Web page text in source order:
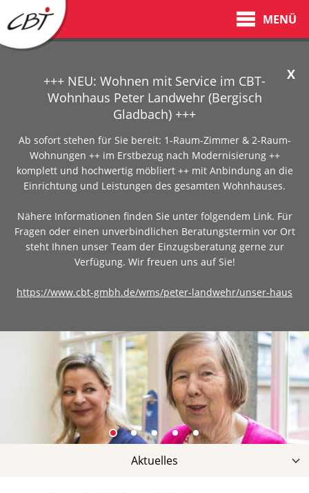
X
+++ NEU: Wohnen mit Service im CBT-
Wohnhaus Peter Landwehr (Bergisch
Gladbach) +++
Ab sofort stehen für Sie bereit: 1-Raum-Zimmer & 2-Raum-
Wohnungen ++ im Erstbezug nach Modernisierung ++
komplett und hochwertig möbliert ++ mit Anbindung an die
Einrichtung und Leistungen des gesamten Wohnhauses.
Nähere Informationen finden Sie unter folgendem Link. Für
Fragen oder einen unverbindlichen Beratungstermin vor Ort
steht Ihnen unser Team der Einzugsberatung gerne zur
Verfügung. Wir freuen uns auf Sie!
https://www.cbt-gmbh.de/wms/peter-landwehr/unser-haus
MENÜ
Aktuelles